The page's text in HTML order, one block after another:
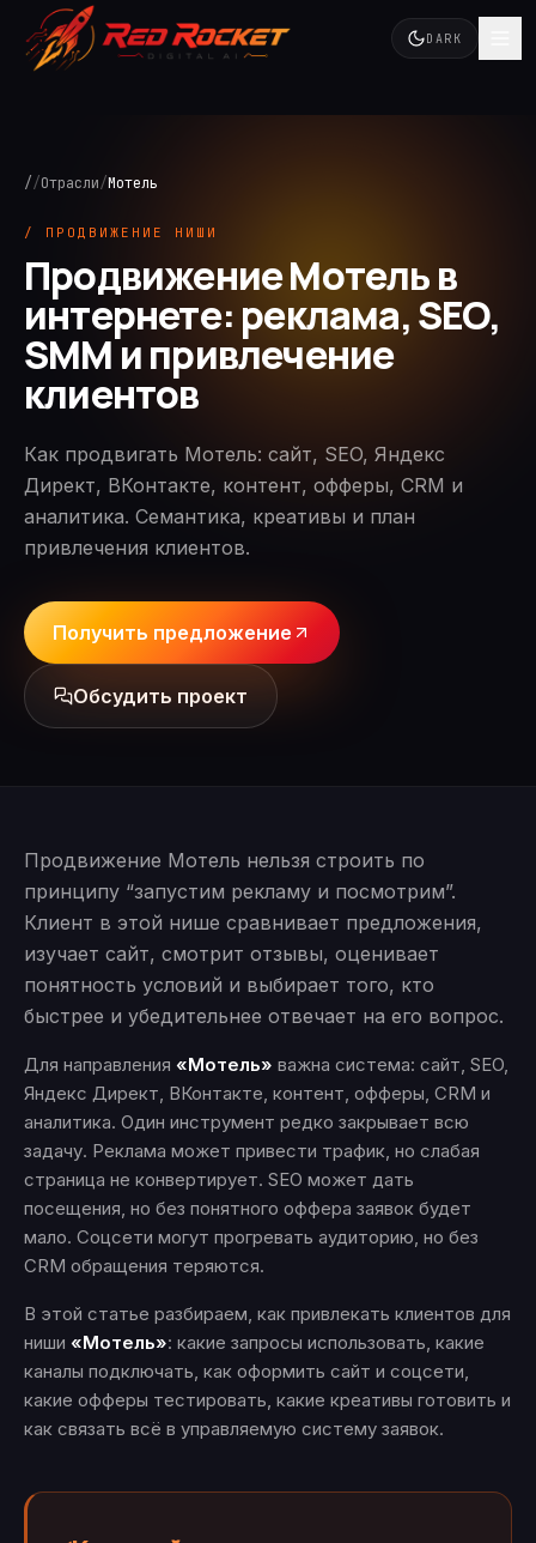
DARK
//Отрасли/Мотель
/ ПРОДВИЖЕНИЕ НИШИ
Продвижение Мотель в
интернете: реклама, SEO,
SMM и привлечение
клиентов
Как продвигать Мотель: сайт, SEO, Яндекс
Директ, ВКонтакте, контент, офферы, CRM и
аналитика. Семантика, креативы и план
привлечения клиентов.
Получить предложение
Обсудить проект
Продвижение Мотель нельзя строить по
принципу “запустим рекламу и посмотрим”.
Клиент в этой нише сравнивает предложения,
изучает сайт, смотрит отзывы, оценивает
понятность условий и выбирает того, кто
быстрее и убедительнее отвечает на его вопрос.
Для направления «Мотель» важна система: сайт, SEO,
Яндекс Директ, ВКонтакте, контент, офферы, CRM и
аналитика. Один инструмент редко закрывает всю
задачу. Реклама может привести трафик, но слабая
страница не конвертирует. SEO может дать
посещения, но без понятного оффера заявок будет
мало. Соцсети могут прогревать аудиторию, но без
CRM обращения теряются.
В этой статье разбираем, как привлекать клиентов для
ниши «Мотель»: какие запросы использовать, какие
каналы подключать, как оформить сайт и соцсети,
какие офферы тестировать, какие креативы готовить и
как связать всё в управляемую систему заявок.